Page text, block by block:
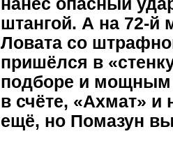
нанёс опасный
штангой. А на 72-й
Ловата со
пришёлся в
подборе и мощным
в счёте, «Ахмат» и
ещё, но Помазун